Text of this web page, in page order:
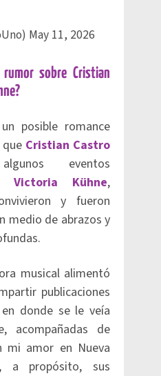
May 11, 2026
rumor sobre Cristian
posible romance
Cristian Castro
eventos
Victoria Kühne,
y fueron
medio de abrazos y
musical alimentó
publicaciones
donde se le veía
acompañadas de
mi amor en Nueva
a propósito, sus